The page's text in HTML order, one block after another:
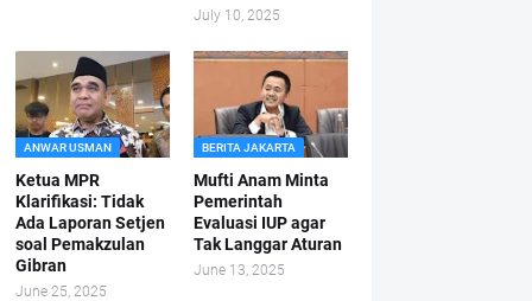
July 10, 2025
ANWAR USMAN
Ketua MPR
Klarifikasi: Tidak
Ada Laporan Setjen
soal Pemakzulan
Gibran
June 25, 2025
BERITA JAKARTA
Mufti Anam Minta
Pemerintah
Evaluasi IUP agar
Tak Langgar Aturan
June 13, 2025